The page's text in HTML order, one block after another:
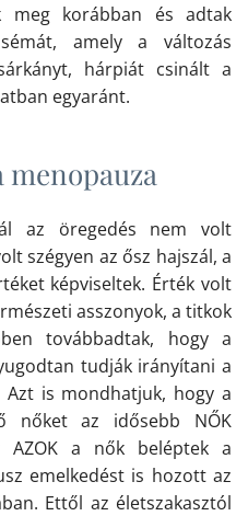
meg korábban és adtak
amely a változás
hárpiát csinált a
egyaránt.
menopauza
az öregedés nem volt
szégyen az ősz hajszál, a
képviseltek. Érték volt
asszonyok, a titkok
továbbadtak, hogy a
tudják irányítani a
is mondhatjuk, hogy a
nőket az idősebb NŐK
AZOK a nők beléptek a
emelkedést is hozott az
Ettől az életszakasztól